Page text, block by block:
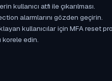
kullanıcı atfı ile çıkarılması.
alarmlarını gözden geçirin.
kullanıcılar için MFA reset
korele edin.